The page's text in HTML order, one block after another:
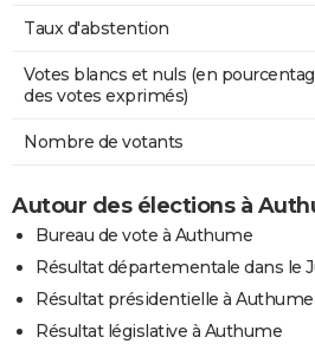
Taux d'abstention
Votes blancs et nuls (en
des votes exprimés)
Nombre de votants
Autour des élections à
Bureau de vote à Authume
Résultat départementale dans le
Résultat présidentielle à Authume
Résultat législative à Authume